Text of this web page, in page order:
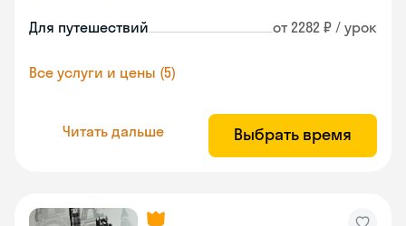
Для путешествий от 2282 ₽ / урок
Все услуги и цены (5)
Читать дальше Выбрать время